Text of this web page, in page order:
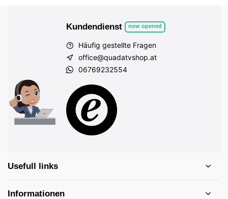
Kundendienst now opened
Häufig gestellte Fragen
office@quadatvshop.at
06769232554
Usefull links
Informationen